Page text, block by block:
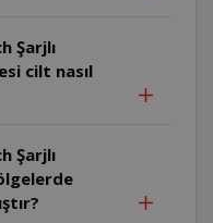
Şarjlı
cilt nasıl
Şarjlı